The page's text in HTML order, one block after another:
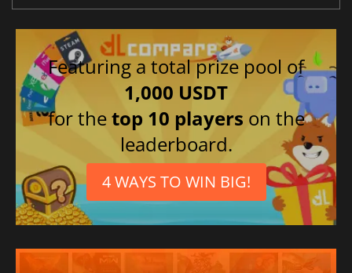
Featuring a total prize pool of
1,000 USDT
for thetop 10 players on the
leaderboard.
4 WAYS TO WIN BIG!